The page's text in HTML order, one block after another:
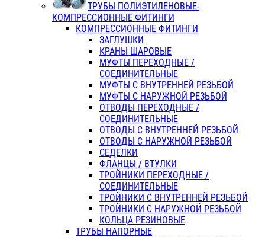
ТРУБЫ ПОЛИЭТИЛЕНОВЫЕ-
КОМПРЕССИОННЫЕ ФИТИНГИ
КОМПРЕССИОННЫЕ ФИТИНГИ
ЗАГЛУШКИ
КРАНЫ ШАРОВЫЕ
МУФТЫ ПЕРЕХОДНЫЕ /
СОЕДИНИТЕЛЬНЫЕ
МУФТЫ С ВНУТРЕННЕЙ РЕЗЬБОЙ
МУФТЫ С НАРУЖНОЙ РЕЗЬБОЙ
ОТВОДЫ ПЕРЕХОДНЫЕ /
СОЕДИНИТЕЛЬНЫЕ
ОТВОДЫ С ВНУТРЕННЕЙ РЕЗЬБОЙ
ОТВОДЫ С НАРУЖНОЙ РЕЗЬБОЙ
СЕДЕЛКИ
ФЛАНЦЫ / ВТУЛКИ
ТРОЙНИКИ ПЕРЕХОДНЫЕ /
СОЕДИНИТЕЛЬНЫЕ
ТРОЙНИКИ С ВНУТРЕННЕЙ РЕЗЬБОЙ
ТРОЙНИКИ С НАРУЖНОЙ РЕЗЬБОЙ
КОЛЬЦА РЕЗИНОВЫЕ
ТРУБЫ НАПОРНЫЕ